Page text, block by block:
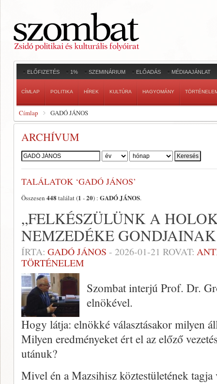
ELŐFIZETÉS 1% SZEMINÁRIUM ELŐADÁS MÉDIAAJÁNLAT
CÍMLAP POLITIKA HÍREK KULTÚRA HAGYOMÁNY
Címlap GADÓ JÁNOS
ARCHÍVUM
Szerző:
TALÁLATOK ‘GADÓ JÁNOS’
Összesen 448 találat (1 -20) : GADÓ JÁNOS.
„FELKÉSZÜLÜNK A
NEMZEDÉKE
ÍRTA: GADÓ JÁNOS - 2026-01-21 ROVAT:
TÖRTÉNELEM
Szombat interjú Prof. Dr.
elnökével.
Hogy látja: elnökké választásakor milyen
Milyen eredményeket ért el az előző
utánuk?
Mivel én a Mazsihisz köztestületének